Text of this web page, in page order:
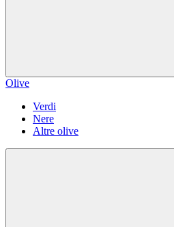
Olive
Verdi
Nere
Altre olive